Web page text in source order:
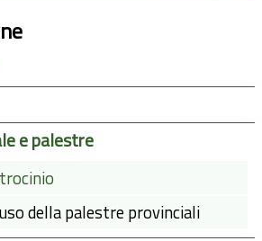
e palestre
della palestre provinciali